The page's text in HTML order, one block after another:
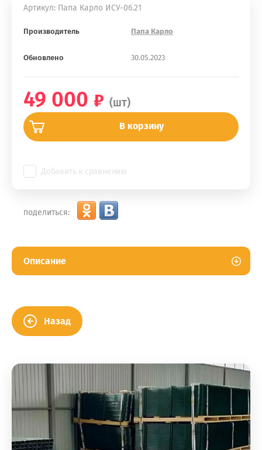
Артикул: Папа Карло ИСУ-06.21
Производитель Папа Карло
Обновлено 30.05.2023
49 000 (шт)
В корзину
Добавить к сравнению
поделиться:
Описание
Назад